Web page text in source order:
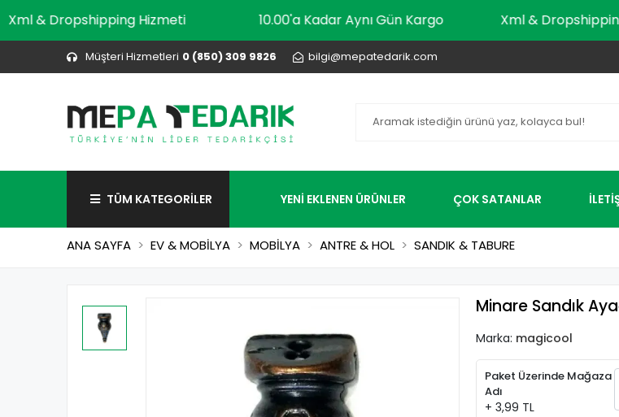
Xml & Dropshipping Hizmeti 10.00'a Kadar Aynı Gün Kargo Xml &
Müşteri Hizmetleri 0 (850) 309 9826 bilgi@mepatedarik.com
TÜM KATEGORİLER YENİ EKLENEN ÜRÜNLER ÇOK SATANLAR
ANA SAYFA EV & MOBİLYA MOBİLYA ANTRE & HOL SANDIK & TABURE
Minare Sandık
Marka: magicool
Paket Üzerinde Mağaza
Adı
+ 3,99 TL